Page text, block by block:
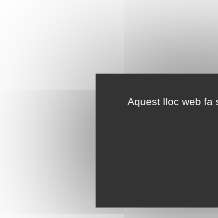
Aquest lloc web fa